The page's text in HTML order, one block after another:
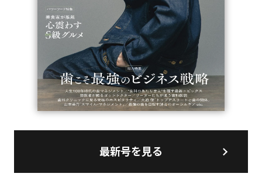
最新号を見る